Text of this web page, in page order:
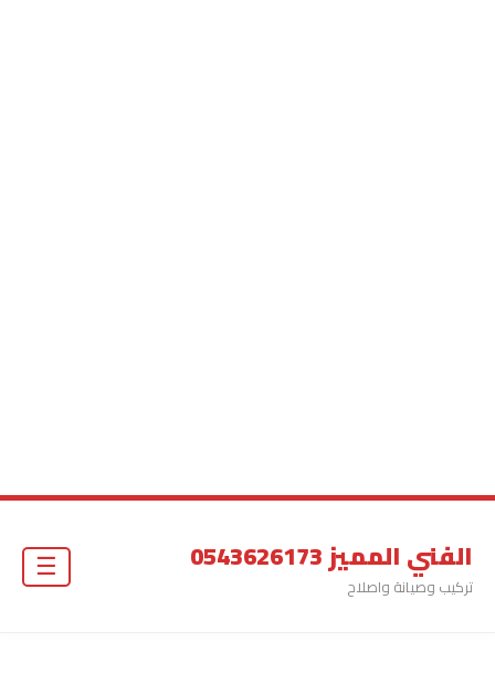
الفني المميز 0543626173
تركيب وصيانة واصلاح